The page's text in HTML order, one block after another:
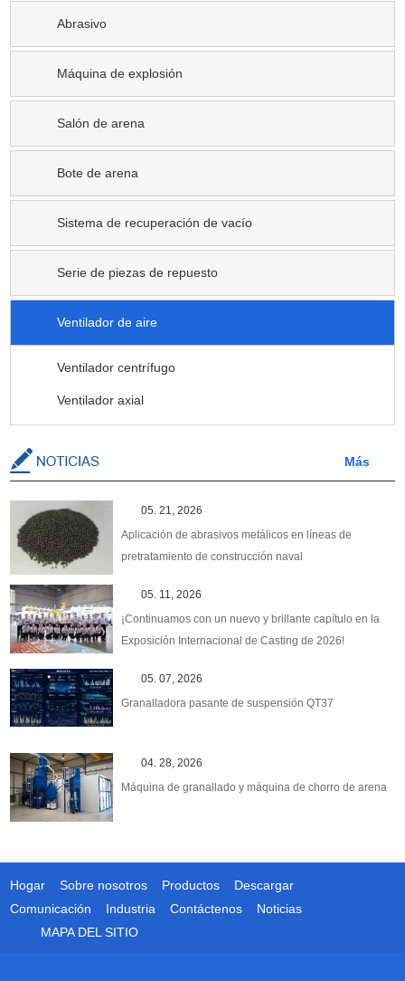
Abrasivo
Máquina de explosión
Salón de arena
Bote de arena
Sistema de recuperación de vacío
Serie de piezas de repuesto
Ventilador de aire
Ventilador centrífugo
Ventilador axial
Más
05. 21, 2026
Aplicación de abrasivos metálicos en líneas de
pretratamiento de construcción naval
05. 11, 2026
¡Continuamos con un nuevo y brillante capítulo en la
Exposición Internacional de Casting de 2026!
05. 07, 2026
Granalladora pasante de suspensión QT37
04. 28, 2026
Máquina de granallado y máquina de chorro de arena
Hogar Sobre nosotros Productos
Descargar
Comunicación
Industria Contáctenos
Noticias
MAPA DEL SITIO